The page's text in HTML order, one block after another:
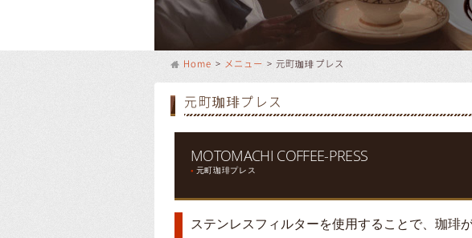
Home > メニュー > 元町珈琲プレス
元町珈琲プレス
MOTOMACHI COFFEE-PRESS
● 元町珈琲プレス
ステンレスフィルターを使用することで、珈琲